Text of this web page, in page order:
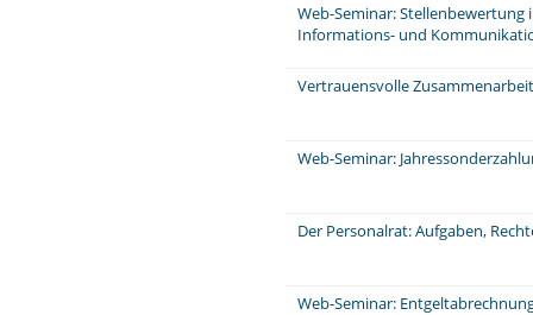
Web-Seminar: Stellenbewertung
Informations- und
Vertrauensvolle
Web-Seminar:
Der Personalrat: Aufgaben,
Web-Seminar: